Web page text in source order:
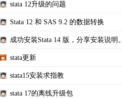
stata 12升级的问题
Stata 12 和 SAS 9.2 的数据转换
成功安装Stata 14 版，分享安装说明。
stata更新
stata15安装求指教
stata 17的离线升级包